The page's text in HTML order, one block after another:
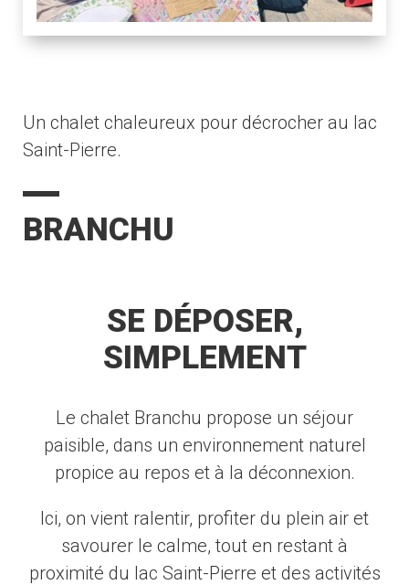
Un chalet chaleureux pour décrocher au lac
Saint-Pierre.
BRANCHU
SE DÉPOSER,
SIMPLEMENT
Le chalet Branchu propose un séjour
paisible, dans un environnement naturel
propice au repos et à la déconnexion.
Ici, on vient ralentir, profiter du plein air et
savourer le calme, tout en restant à
proximité du lac Saint-Pierre et des activités